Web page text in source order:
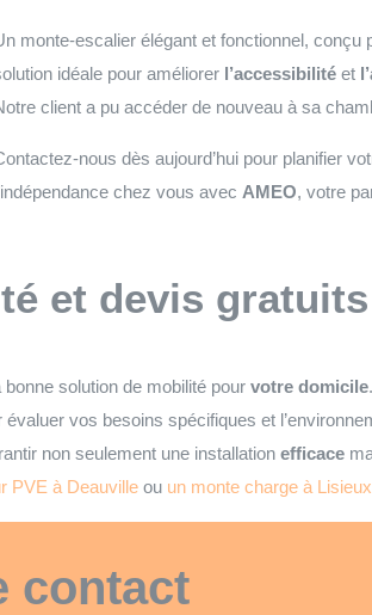
monte-escalier élégant et fonctionnel, conçu
idéale pour améliorer l’accessibilitéet
client a pu accéder de nouveau à sa
nous dès aujourd’hui pour planifier
chez vous avec AMEO, votre
et devis gratuits
solution de mobilité pour votre domicile
vos besoins spécifiques et
non seulement une installation efficace
PVE à Deauville ou un monte charge à Lisieux
contact